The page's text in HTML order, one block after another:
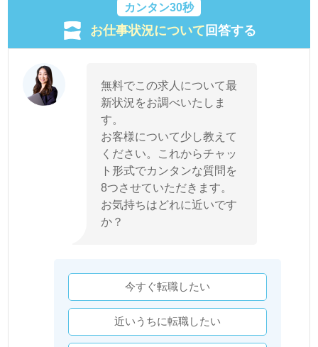
カンタン30秒
お仕事状況について回答する
無料でこの求人について最
新状況をお調べいたしま
す。
お客様について少し教えて
ください。これからチャッ
ト形式でカンタンな質問を
8つさせていただきます。
お気持ちはどれに近いです
か？
今すぐ転職したい
近いうちに転職したい